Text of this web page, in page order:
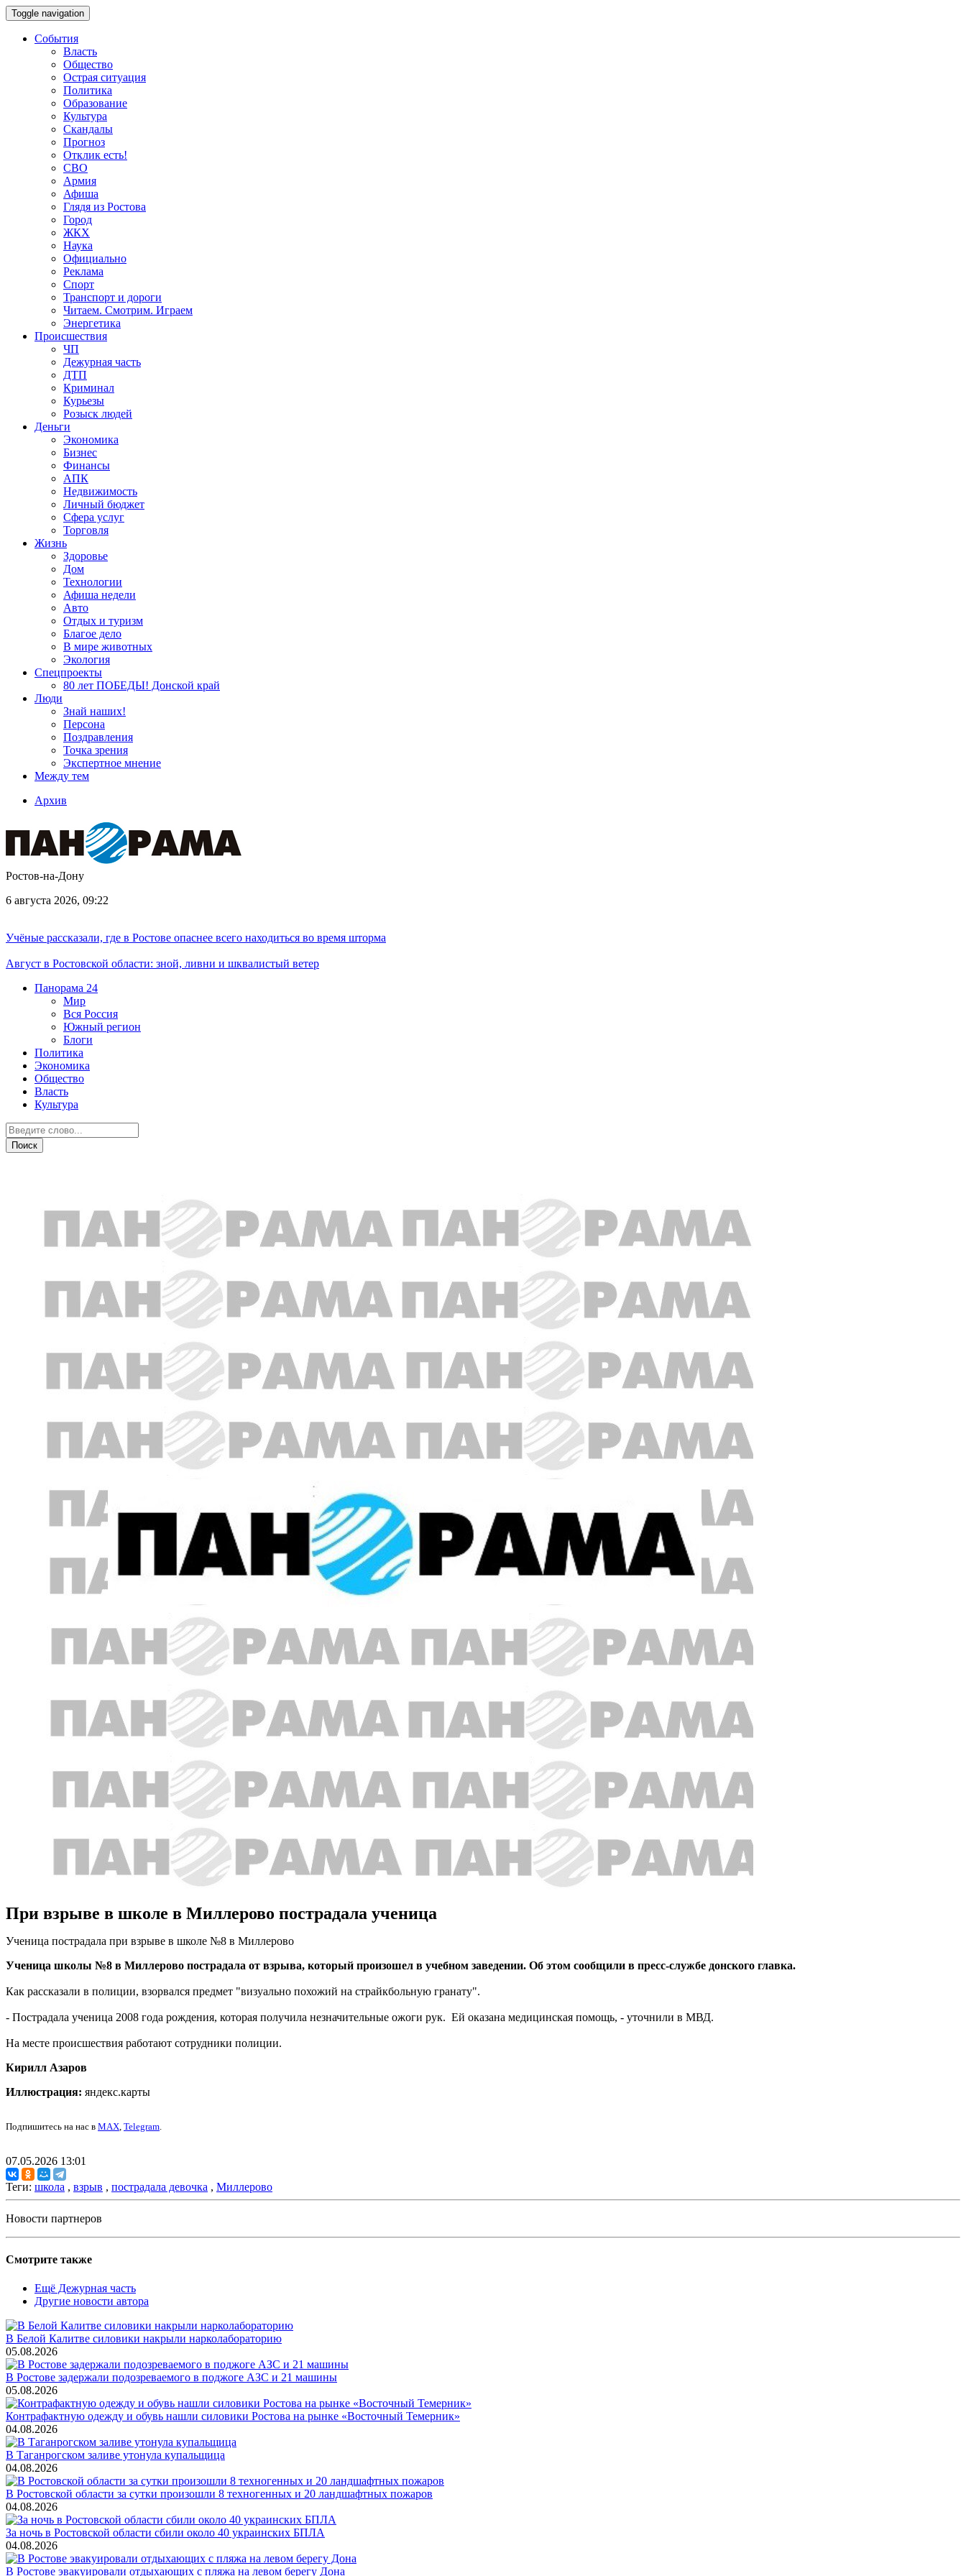
Toggle navigation
События
Власть
Общество
Острая ситуация
Политика
Образование
Культура
Скандалы
Прогноз
Отклик есть!
СВО
Армия
Афиша
Глядя из Ростова
Город
ЖКХ
Наука
Официально
Реклама
Спорт
Транспорт и дороги
Читаем. Смотрим. Играем
Энергетика
Происшествия
ЧП
Дежурная часть
ДТП
Криминал
Курьезы
Розыск людей
Деньги
Экономика
Бизнес
Финансы
АПК
Недвижимость
Личный бюджет
Сфера услуг
Торговля
Жизнь
Здоровье
Дом
Технологии
Афиша недели
Авто
Отдых и туризм
Благое дело
В мире животных
Экология
Спецпроекты
80 лет ПОБЕДЫ! Донской край
Люди
Знай наших!
Персона
Поздравления
Точка зрения
Экспертное мнение
Между тем
Архив
Ростов-на-Дону
6 августа 2026, 09:22
Учёные рассказали, где в Ростове опаснее всего находиться во время шторма
Август в Ростовской области: зной, ливни и шквалистый ветер
Панорама 24
Мир
Вся Россия
Южный регион
Блоги
Политика
Экономика
Общество
Власть
Культура
При взрыве в школе в Миллерово пострадала ученица
Ученица пострадала при взрыве в школе №8 в Миллерово
Ученица школы №8 в Миллерово пострадала от взрыва, который произошел в учебном заведении. Об этом сообщили в пресс-службе донского главка.
Как рассказали в полиции, взорвался предмет "визуально похожий на страйкбольную гранату".
- Пострадала ученица 2008 года рождения, которая получила незначительные ожоги рук. Ей оказана медицинская помощь, - уточнили в МВД.
На месте происшествия работают сотрудники полиции.
Кирилл Азаров
Иллюстрация: яндекс.карты
Подпишитесь на нас в MAX, Telegram.
07.05.2026 13:01
Теги: школа , взрыв , пострадала девочка , Миллерово
Новости партнеров
Смотрите также
Ещё Дежурная часть
Другие новости автора
В Белой Калитве силовики накрыли нарколабораторию
05.08.2026
В Ростове задержали подозреваемого в поджоге АЗС и 21 машины
05.08.2026
Контрафактную одежду и обувь нашли силовики Ростова на рынке «Восточный Темерник»
04.08.2026
В Таганрогском заливе утонула купальщица
04.08.2026
В Ростовской области за сутки произошли 8 техногенных и 20 ландшафтных пожаров
04.08.2026
За ночь в Ростовской области сбили около 40 украинских БПЛА
04.08.2026
В Ростове эвакуировали отдыхающих с пляжа на левом берегу Дона